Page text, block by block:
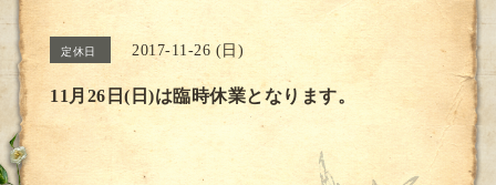
定休日 2017-11-26 (日)
11月26日(日)は臨時休業となります。